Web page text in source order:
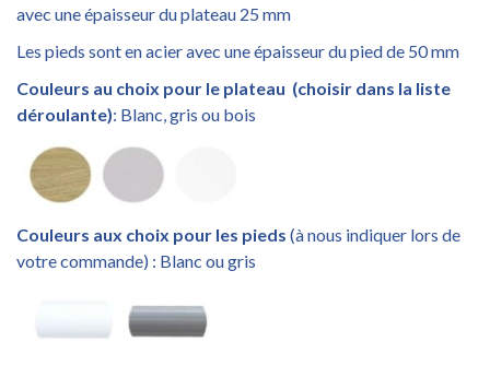
avec une épaisseur du plateau 25 mm
Les pieds sont en acier avec une épaisseur du pied de 50 mm
Couleurs au choix pour le plateau (choisir dans la liste
déroulante): Blanc, gris ou bois
Couleurs aux choix pour les pieds (à nous indiquer lors de
votre commande) : Blanc ou gris